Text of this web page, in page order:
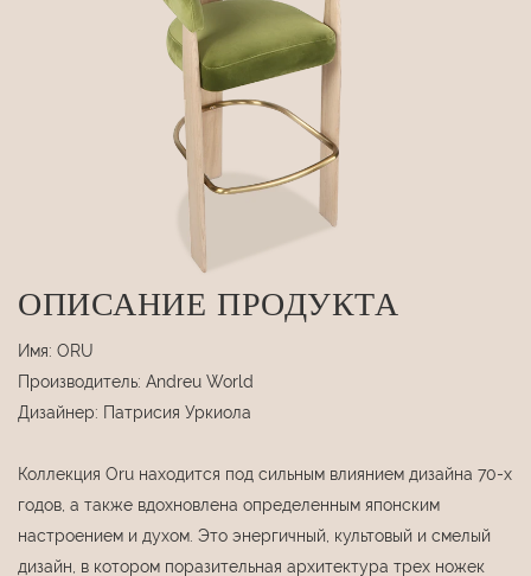
ОПИСАНИЕ ПРОДУКТА
Имя: ORU
Производитель: Andreu World
Дизайнер: Патрисия Уркиола
Коллекция Oru находится под сильным влиянием дизайна 70-х
годов, а также вдохновлена ​​определенным японским
настроением и духом. Это энергичный, культовый и смелый
дизайн, в котором поразительная архитектура трех ножек